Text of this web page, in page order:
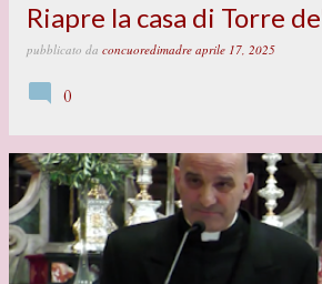
Riapre la casa di Torre
pubblicato da concuoredimadre aprile 17, 2025
0